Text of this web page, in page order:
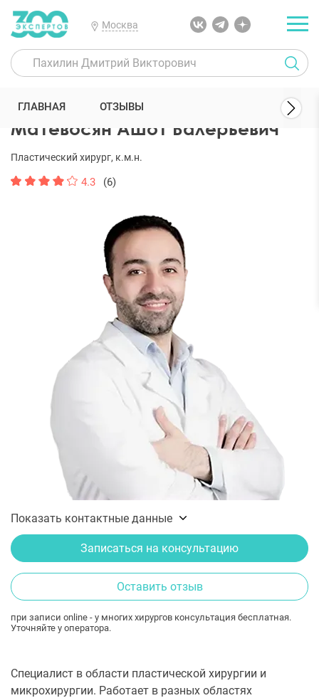
Москва
300 Экспертов Пластические хирурги Матевосян Ашот
Матевосян Ашот Валерьевич
Пластический хирург, к.м.н.
4.3 (6)
Показать контактные данные
Записаться на консультацию
Оставить отзыв
при записи online - у многих хирургов консультация бесплатная.
Уточняйте у оператора.
ГЛАВНАЯ ОТЗЫВЫ
Специалист в области пластической хирургии и
микрохирургии. Работает в разных областях